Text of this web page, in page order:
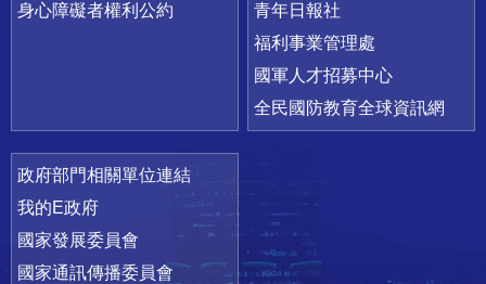
身心障礙者權利公約
青年日報社
福利事業管理處
國軍人才招募中心
全民國防教育全球資訊網
政府部門相關單位連結
我的E政府
國家發展委員會
國家通訊傳播委員會